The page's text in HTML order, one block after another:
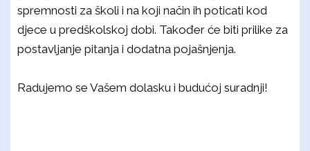
spremnosti za školi i na koji način ih poticati kod
djece u predškolskoj dobi. Također će biti prilike za
postavljanje pitanja i dodatna pojašnjenja.
Radujemo se Vašem dolasku i budućoj suradnji!